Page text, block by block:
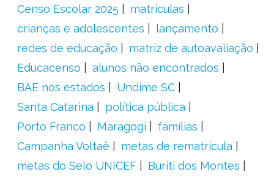
Censo Escolar 2025
matrículas
crianças e adolescentes
lançamento
redes de educação
matriz de autoavaliação
Educacenso
alunos não encontrados
BAE nos estados
Undime SC
Santa Catarina
política pública
Porto Franco
Maragogi
famílias
Campanha Voltaê
metas de rematrícula
metas do Selo UNICEF
Buriti dos Montes